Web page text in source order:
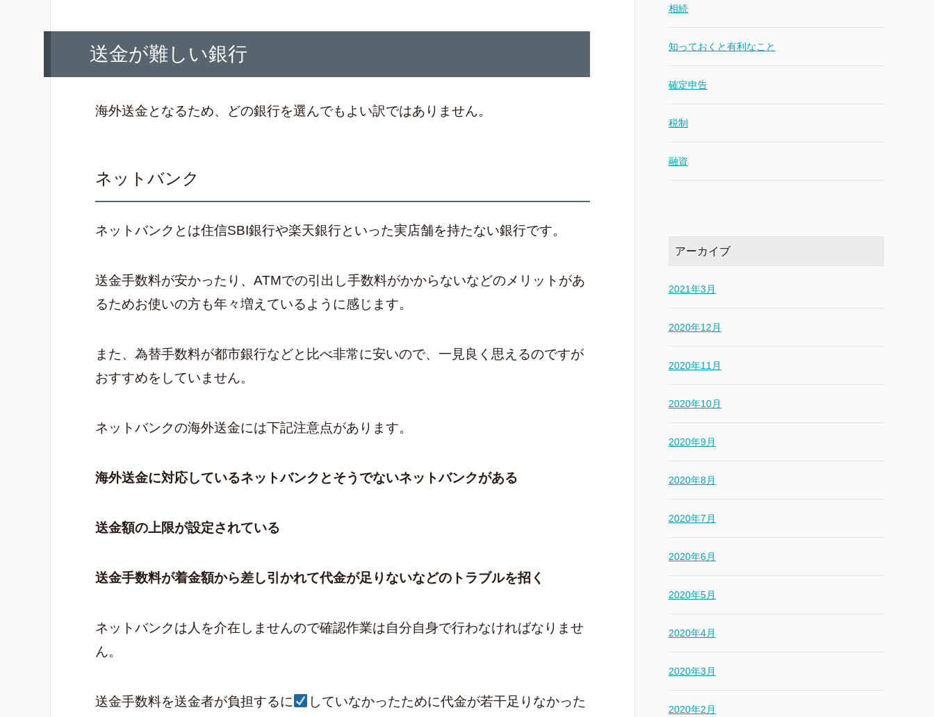
送金が難しい銀行
海外送金となるため、どの銀行を選んでもよい訳ではありません。
ネットバンク
ネットバンクとは住信SBI銀行や楽天銀行といった実店舗を持たない銀行です。
送金手数料が安かったり、ATMでの引出し手数料がかからないなどのメリットがあ
るためお使いの方も年々増えているように感じます。
また、為替手数料が都市銀行などと比べ非常に安いので、一見良く思えるのですが
おすすめをしていません。
ネットバンクの海外送金には下記注意点があります。
海外送金に対応しているネットバンクとそうでないネットバンクがある
送金額の上限が設定されている
送金手数料が着金額から差し引かれて代金が足りないなどのトラブルを招く
ネットバンクは人を介在しませんので確認作業は自分自身で行わなければなりませ
ん。
送金手数料を送金者が負担するに
していなかったために代金が若干足りなかった
相続
知っておくと有利なこと
確定申告
税制
融資
アーカイブ
2021年3月
2020年12月
2020年11月
2020年10月
2020年9月
2020年8月
2020年7月
2020年6月
2020年5月
2020年4月
2020年3月
2020年2月